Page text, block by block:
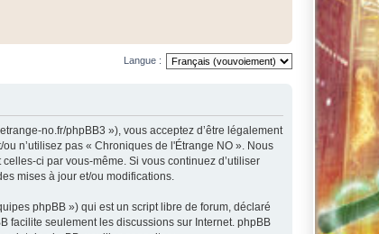
Langue :
no.fr/phpBB3 »), vous acceptez d’être légalement
n’utilisez pas « Chroniques de l'Étrange NO ». Nous
ci par vous-même. Si vous continuez d’utiliser
mises à jour et/ou modifications.
phpBB ») qui est un script libre de forum, déclaré
facilite seulement les discussions sur Internet. phpBB